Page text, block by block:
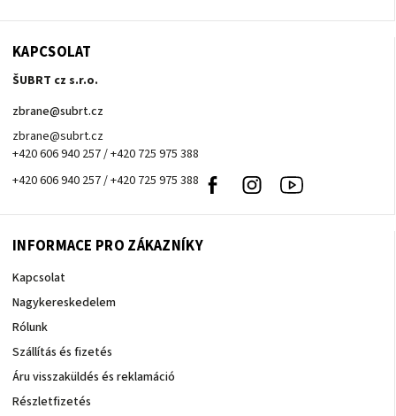
KAPCSOLAT
ŠUBRT cz s.r.o.
zbrane@subrt.cz
zbrane@subrt.cz
+420 606 940 257 / +420 725 975 388
+420 606 940 257 / +420 725 975 388
Facebook Instagram
INFORMACE PRO ZÁKAZNÍKY
Kapcsolat
Nagykereskedelem
Rólunk
Szállítás és fizetés
Áru visszaküldés és reklamáció
Részletfizetés